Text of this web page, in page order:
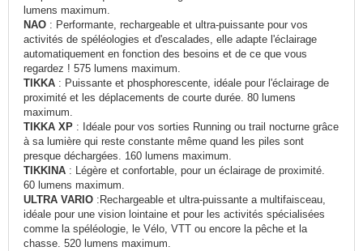
lumens maximum.
NAO : Performante, rechargeable et ultra-puissante pour vos
activités de spéléologies et d'escalades, elle adapte l'éclairage
automatiquement en fonction des besoins et de ce que vous
regardez ! 575 lumens maximum.
TIKKA : Puissante et phosphorescente, idéale pour l'éclairage de
proximité et les déplacements de courte durée. 80 lumens
maximum.
TIKKA XP : Idéale pour vos sorties Running ou trail nocturne grâce
à sa lumière qui reste constante même quand les piles sont
presque déchargées. 160 lumens maximum.
TIKKINA : Légère et confortable, pour un éclairage de proximité.
60 lumens maximum.
ULTRA VARIO :Rechargeable et ultra-puissante a multifaisceau,
idéale pour une vision lointaine et pour les activités spécialisées
comme la spéléologie, le Vélo, VTT ou encore la pêche et la
chasse. 520 lumens maximum.